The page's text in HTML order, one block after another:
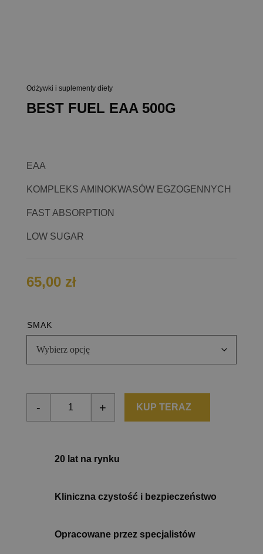
Odżywki i suplementy diety
BEST FUEL EAA 500G
EAA
KOMPLEKS AMINOKWASÓW EGZOGENNYCH
FAST ABSORPTION
LOW SUGAR
65,00 zł
SMAK
ilość BEST FUEL EAA 500G
- + KUP TERAZ
20 lat na rynku
Kliniczna czystość i bezpieczeństwo
Opracowane przez specjalistów